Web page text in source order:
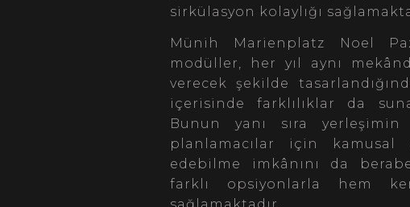
sirkülasyon kolaylığı
Münih Marienplatz Noel
modüller, her yıl aynı
verecek şekilde
içerisinde farklılıklar da
Bunun yanı sıra
planlamacılar için kamusal
edebilme imkânını da
farklı opsiyonlarla hem